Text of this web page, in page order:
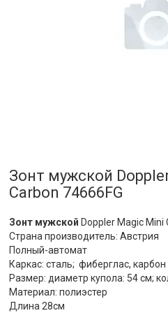
Зонт мужской
Carbon 74666FG
Зонт мужской Doppler Magic Mini
Страна производитель: Австрия
Полный-автомат
Каркас: сталь; фиберглас, карбон
Размер: диаметр купола: 54 см;
Материал: полиэстер
Длина 28см